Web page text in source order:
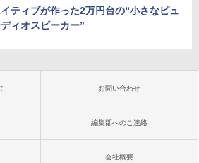
ティブが作った2万円台の“小さなピュ
ィオスピーカー”
お問い合わせ
編集部へのご連絡
会社概要